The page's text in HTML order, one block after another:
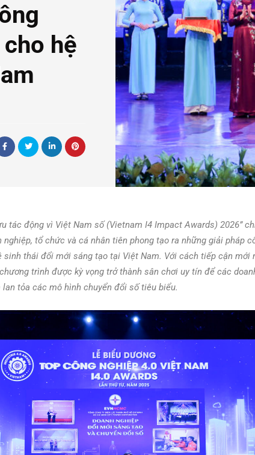
hệ
tác động vì Việt Nam số (Vietnam I4 Impact Awards) 2026”
tổ chức và cá nhân tiên phong tạo ra những giải pháp
thái đổi mới sáng tạo tại Việt Nam. Với cách tiếp cận mới
trình được kỳ vọng trở thành sân chơi uy tín để các
tỏa các mô hình chuyển đổi số tiêu biểu.